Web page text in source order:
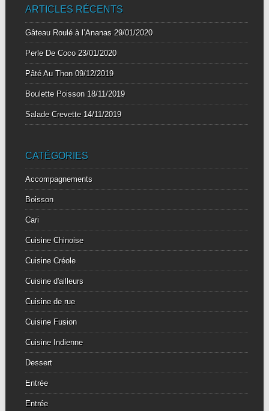
ARTICLES RÉCENTS
Gâteau Roulé à l’Ananas 29/01/2020
Perle De Coco 23/01/2020
Pâté Au Thon 09/12/2019
Boulette Poisson 18/11/2019
Salade Crevette 14/11/2019
CATÉGORIES
Accompagnements
Boisson
Cari
Cuisine Chinoise
Cuisine Créole
Cuisine d'ailleurs
Cuisine de rue
Cuisine Fusion
Cuisine Indienne
Dessert
Entrée
Entrée